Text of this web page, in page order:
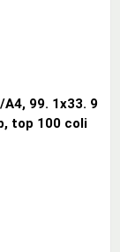
99. 1x33. 9
top 100 coli